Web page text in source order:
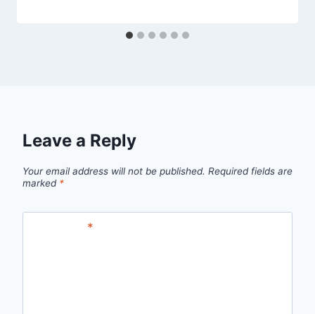
Leave a Reply
Your email address will not be published. Required fields are
marked *
*